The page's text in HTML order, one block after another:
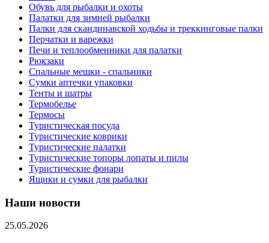
Обувь для рыбалки и охоты
Палатки для зимней рыбалки
Палки для скандинавской ходьбы и треккинговые палки
Перчатки и варежки
Печи и теплообменники для палатки
Рюкзаки
Спальные мешки - спальники
Сумки аптечки упаковки
Тенты и шатры
Термобелье
Термосы
Туристическая посуда
Туристические коврики
Туристические палатки
Туристические топоры лопаты и пилы
Туристические фонари
Ящики и сумки для рыбалки
Наши новости
25.05.2026